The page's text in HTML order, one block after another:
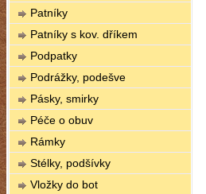
Patníky
Patníky s kov. dříkem
Podpatky
Podrážky, podešve
Pásky, smirky
Péče o obuv
Rámky
Stélky, podšívky
Vložky do bot